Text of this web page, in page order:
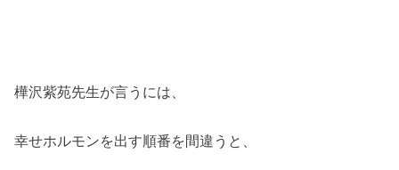
樺沢紫苑先生が言うには、
幸せホルモンを出す順番を間違うと、